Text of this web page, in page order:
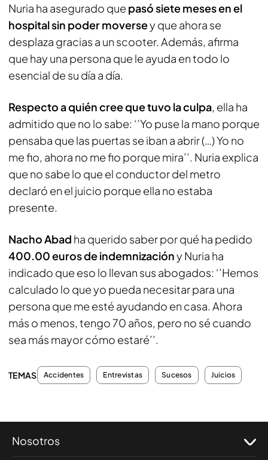
Nuria ha asegurado que pasó siete meses en el
hospital sin poder moversey que ahora se
desplaza gracias a un scooter. Además, afirma
que hay una persona que le ayuda en todo lo
esencial de su día a día.
Respecto a quién cree que tuvo la culpa, ella ha
admitido que no lo sabe: ‘’Yo puse la mano porque
pensaba que las puertas se iban a abrir (…) Yo no
me fio, ahora no me fio porque mira’’. Nuria explica
que no sabe lo que el conductor del metro
declaró en el juicio porque ella no estaba
presente.
Nacho Abad ha querido saber por qué ha pedido
400.00 euros de indemnizacióny Nuria ha
indicado que eso lo llevan sus abogados: ‘’Hemos
calculado lo que yo pueda necesitar para una
persona que me esté ayudando en casa. Ahora
más o menos, tengo 70 años, pero no sé cuando
sea más mayor cómo estaré’’.
TEMAS Accidentes Entrevistas Sucesos Juicios
Nosotros